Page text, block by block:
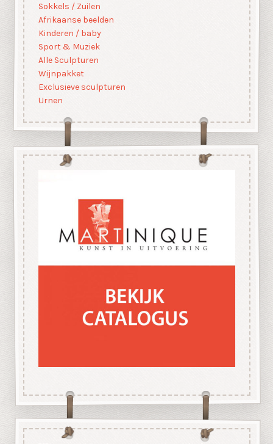
Sokkels / Zuilen
Afrikaanse beelden
Kinderen / baby
Sport & Muziek
Alle Sculpturen
Wijnpakket
Exclusieve sculpturen
Urnen